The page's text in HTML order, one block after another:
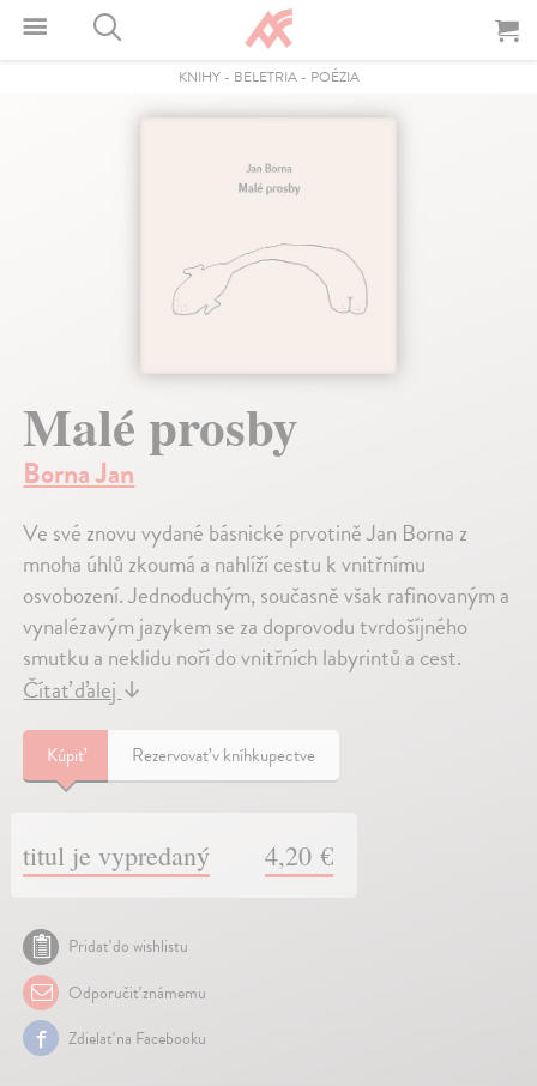
KNIHY- BELETRIA- POÉZIA
Malé prosby
Borna Jan
Ve své znovu vydané básnické prvotině Jan Borna z
mnoha úhlů zkoumá a nahlíží cestu k vnitřnímu
osvobození. Jednoduchým, současně však rafinovaným a
vynalézavým jazykem se za doprovodu tvrdošíjného
smutku a neklidu noří do vnitřních labyrintů a cest.
Čítať ďalej↓
Kúpiť Rezervovať v kníhkupectve
titul je vypredaný 4,20 €
Pridať do wishlistu
Odporučiť známemu
Zdielať na Facebooku